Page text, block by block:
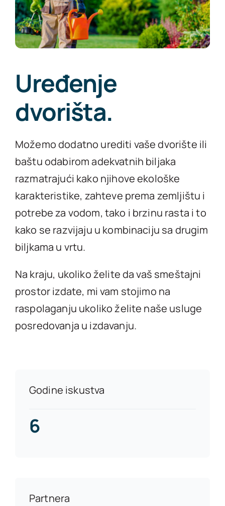
Uređenje
dvorišta.
Možemo dodatno urediti vaše dvorište ili
baštu odabirom adekvatnih biljaka
razmatrajući kako njihove ekološke
karakteristike, zahteve prema zemljištu i
potrebe za vodom, tako i brzinu rasta i to
kako se razvijaju u kombinaciju sa drugim
biljkama u vrtu.
Na kraju, ukoliko želite da vaš smeštajni
prostor izdate, mi vam stojimo na
raspolaganju ukoliko želite naše usluge
posredovanja u izdavanju.
Godine iskustva
6
Partnera